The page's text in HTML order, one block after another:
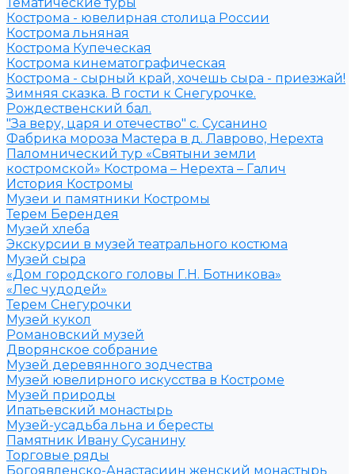
Кострома - ювелирная столица России
Кострома льняная
Кострома Купеческая
Кострома кинематографическая
Кострома - сырный край, хочешь сыра - приезжай!
Зимняя сказка. В гости к Снегурочке.
Рождественский бал.
"За веру, царя и отечество" с. Сусанино
Фабрика мороза Мастера в д. Лаврово, Нерехта
Паломнический тур «Святыни земли
костромской» Кострома – Нерехта – Галич
История Костромы
Музеи и памятники Костромы
Терем Берендея
Музей хлеба
Экскурсии в музей театрального костюма
Музей сыра
«Дом городского головы Г.Н. Ботникова»
«Лес чудодей»
Терем Снегурочки
Музей кукол
Романовский музей
Дворянское собрание
Музей деревянного зодчества
Музей ювелирного искусства в Костроме
Музей природы
Ипатьевский монастырь
Музей-усадьба льна и бересты
Памятник Ивану Сусанину
Торговые ряды
Богоявленско-Анастасиин женский монастырь